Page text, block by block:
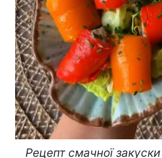
Рецепт смачної